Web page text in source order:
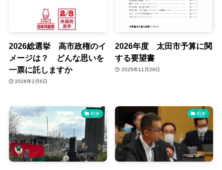
2026総選挙 高市政権のイ
メージは？ どんな思いを
一票に託しますか
2026年2月6日
2026年度 太田市予算に関
する要望書
2025年11月29日
戦争 戦争